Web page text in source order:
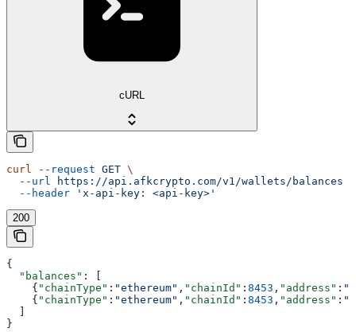
cURL
curl --request GET \
  --url
https://api.afkcrypto.com/v1/wallets/balances
  --header
'x-api-key: <api-key>'
200
{
  "balances"
: [
    {
"chainType" : "ethereum" , "chainId" : 8453 , "address" :
    {
"chainType" : "ethereum" , "chainId" : 8453 , "address" :
}